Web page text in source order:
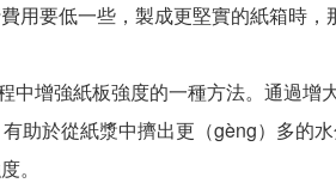
用要低一些，製成更堅實的紙箱時，
增強紙板強度的一種方法。通過增
助於從紙漿中擠出更（gèng）多的
。